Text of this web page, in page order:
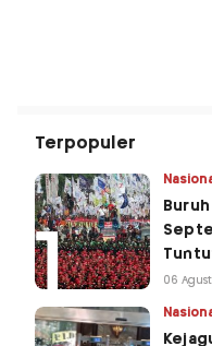
Terpopuler
06